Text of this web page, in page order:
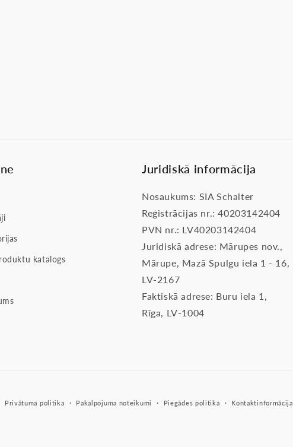
katalogs
Juridiskā informācija
Nosaukums: SIA Schalter
Reģistrācijas nr.: 40203142404
PVN nr.: LV40203142404
Juridiskā adrese: Mārupes nov.,
Mārupe, Mazā Spulgu iela 1 - 16,
LV-2167
Faktiskā adrese: Buru iela 1,
Rīga, LV-1004
Privātuma politika Pakalpojuma noteikumi Piegādes politika Kontaktinformācija